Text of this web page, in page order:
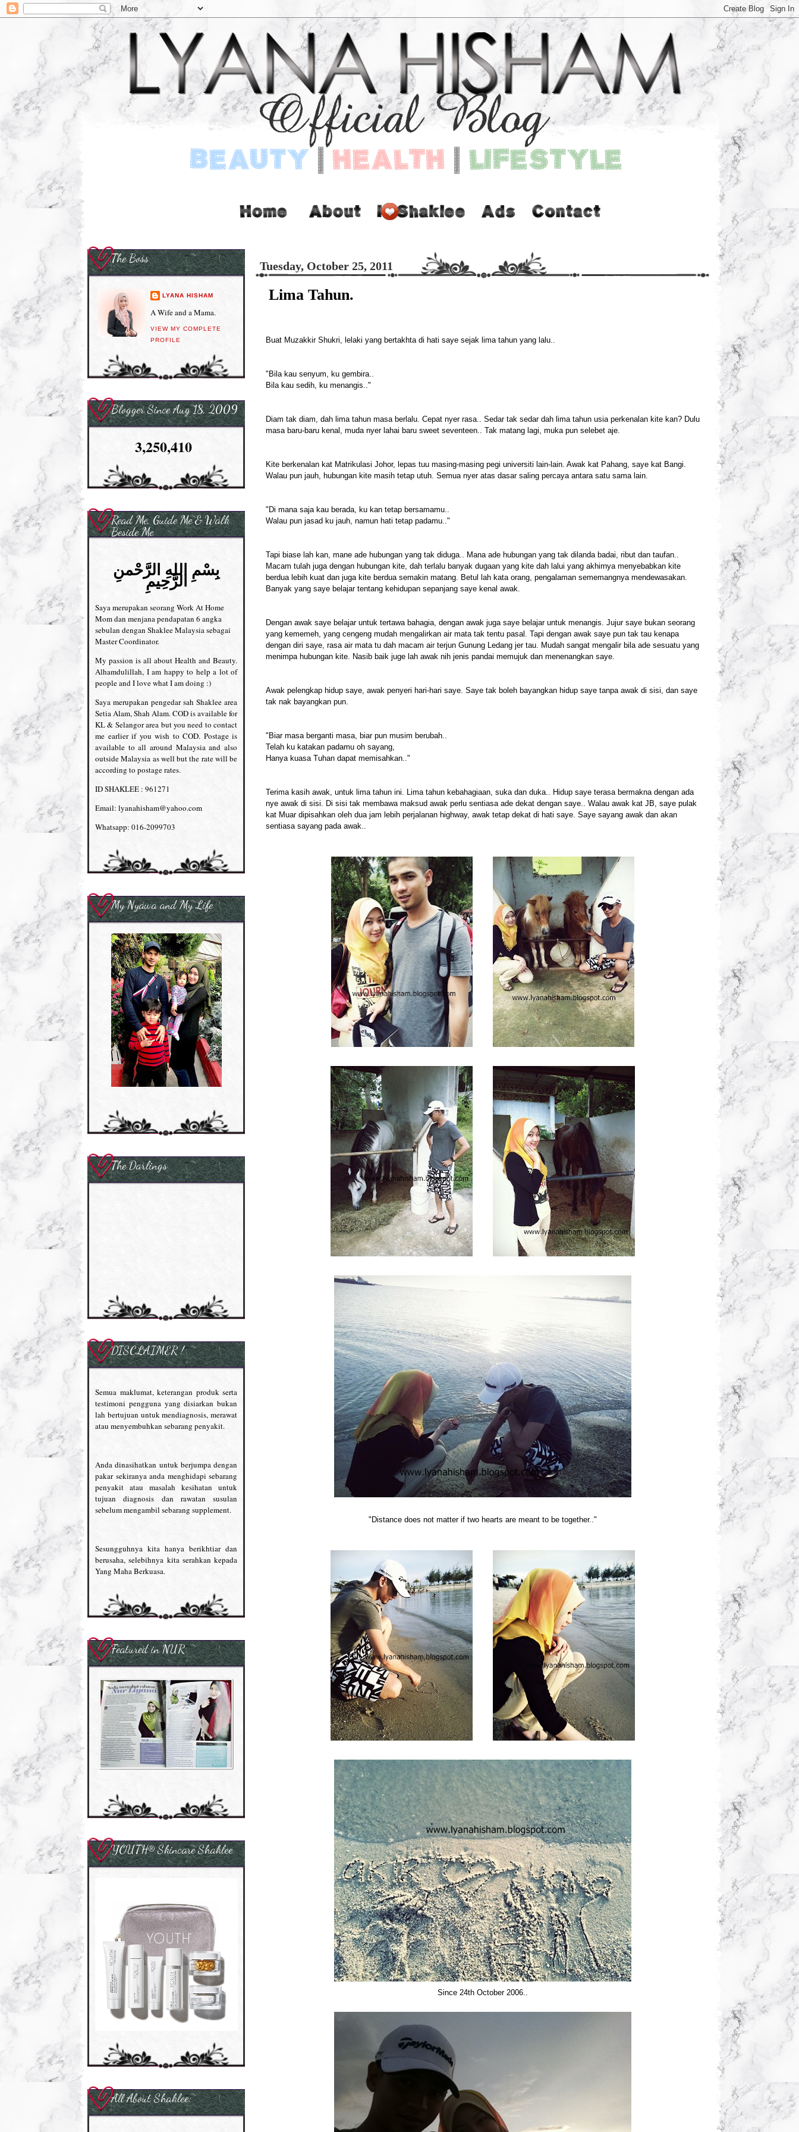
Tuesday, October 25, 2011
Lima Tahun.
Buat Muzakkir Shukri, lelaki yang bertakhta di hati saye sejak lima tahun yang lalu..
"Bila kau senyum, ku gembira..
Bila kau sedih, ku menangis.."
Diam tak diam, dah lima tahun masa berlalu. Cepat nyer rasa.. Sedar tak sedar dah lima tahun usia perkenalan kite kan? Dulu
masa baru-baru kenal, muda nyer lahai baru sweet seventeen.. Tak matang lagi, muka pun selebet aje.
Kite berkenalan kat Matrikulasi Johor, lepas tuu masing-masing pegi universiti lain-lain. Awak kat Pahang, saye kat Bangi.
Walau pun jauh, hubungan kite masih tetap utuh. Semua nyer atas dasar saling percaya antara satu sama lain.
"Di mana saja kau berada, ku kan tetap bersamamu..
Walau pun jasad ku jauh, namun hati tetap padamu.."
Tapi biase lah kan, mane ade hubungan yang tak diduga.. Mana ade hubungan yang tak dilanda badai, ribut dan taufan..
Macam tulah juga dengan hubungan kite, dah terlalu banyak dugaan yang kite dah lalui yang akhirnya menyebabkan kite
berdua lebih kuat dan juga kite berdua semakin matang. Betul lah kata orang, pengalaman sememangnya mendewasakan.
Banyak yang saye belajar tentang kehidupan sepanjang saye kenal awak.
Dengan awak saye belajar untuk tertawa bahagia, dengan awak juga saye belajar untuk menangis. Jujur saye bukan seorang
yang kememeh, yang cengeng mudah mengalirkan air mata tak tentu pasal. Tapi dengan awak saye pun tak tau kenapa
dengan diri saye, rasa air mata tu dah macam air terjun Gunung Ledang jer tau. Mudah sangat mengalir bila ade sesuatu yang
menimpa hubungan kite. Nasib baik juge lah awak nih jenis pandai memujuk dan menenangkan saye.
Awak pelengkap hidup saye, awak penyeri hari-hari saye. Saye tak boleh bayangkan hidup saye tanpa awak di sisi, dan saye
tak nak bayangkan pun.
"Biar masa berganti masa, biar pun musim berubah..
Telah ku katakan padamu oh sayang,
Hanya kuasa Tuhan dapat memisahkan.."
Terima kasih awak, untuk lima tahun ini. Lima tahun kebahagiaan, suka dan duka.. Hidup saye terasa bermakna dengan ada
nye awak di sisi. Di sisi tak membawa maksud awak perlu sentiasa ade dekat dengan saye.. Walau awak kat JB, saye pulak
kat Muar dipisahkan oleh dua jam lebih perjalanan highway, awak tetap dekat di hati saye. Saye sayang awak dan akan
sentiasa sayang pada awak..
"Distance does not matter if two hearts are meant to be together.."
Since 24th October 2006..
The Boss
LYANA HISHAM
A Wife and a Mama.
VIEW MY COMPLETE
PROFILE
Blogger Since Aug 18, 2009
3,250,410
Read Me, Guide Me & Walk
Beside Me
بِسْمِ اللهِ الرَّحْمنِ
الرَّحِيمِ
Saya merupakan seorang Work At Home
Mom dan menjana pendapatan 6 angka
sebulan dengan Shaklee Malaysia sebagai
Master Coordinator.
My passion is all about Health and Beauty.
Alhamdulillah, I am happy to help a lot of
people and I love what I am doing :)
Saya merupakan pengedar sah Shaklee area
Setia Alam, Shah Alam. COD is available for
KL & Selangor area but you need to contact
me earlier if you wish to COD. Postage is
available to all around Malaysia and also
outside Malaysia as well but the rate will be
according to postage rates.
ID SHAKLEE : 961271
Email: lyanahisham@yahoo.com
Whatsapp: 016-2099703
My Nyawa and My Life
The Darlings
DISCLAIMER !
Semua maklumat, keterangan produk serta
testimoni pengguna yang disiarkan bukan
lah bertujuan untuk mendiagnosis, merawat
atau menyembuhkan sebarang penyakit.
Anda dinasihatkan untuk berjumpa dengan
pakar sekiranya anda menghidapi sebarang
penyakit atau masalah kesihatan untuk
tujuan diagnosis dan rawatan susulan
sebelum mengambil sebarang supplement.
Sesungguhnya kita hanya berikhtiar dan
berusaha, selebihnya kita serahkan kepada
Yang Maha Berkuasa.
Featured in NUR
YOUTH® Skincare Shaklee
All About Shaklee: